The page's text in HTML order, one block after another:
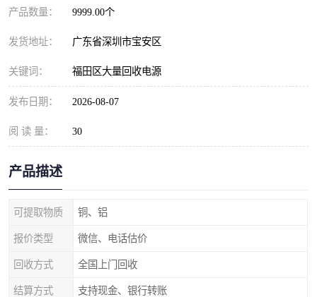
产品数量： 9999.00个
发货地址： 广东省深圳市宝安区
关键词： 福田区大量回收电源
发布日期： 2026-08-07
阅 读 量： 30
产品描述
可提取物质 铜、铝
报价类型 微信、电话估价
回收方式 全国上门回收
结算方式 支持现金、银行转账